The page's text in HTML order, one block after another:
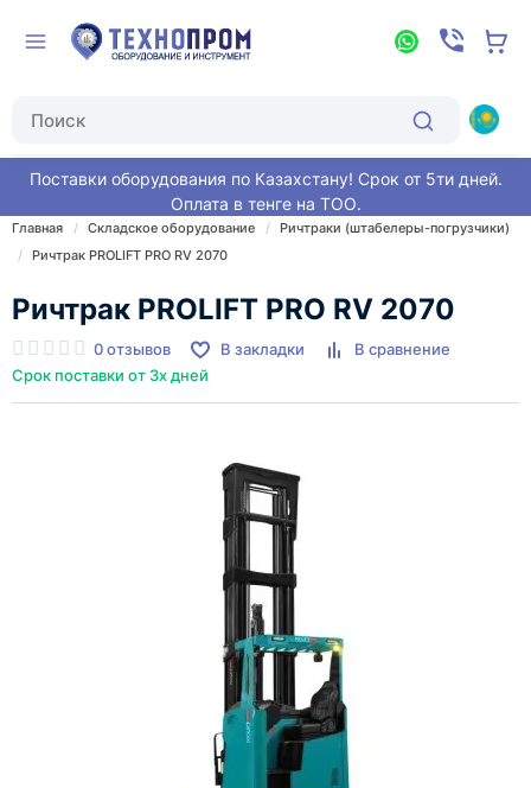
Поставки оборудования по Казахстану! Срок от 5ти дней.
Оплата в тенге на ТОО.
Главная Складское оборудование
Ричтраки (штабелеры-погрузчики)
Ричтрак PROLIFT PRO RV 2070
Ричтрак PROLIFT PRO RV 2070
0 отзывов В закладки
В сравнение
Срок поставки от 3х дней